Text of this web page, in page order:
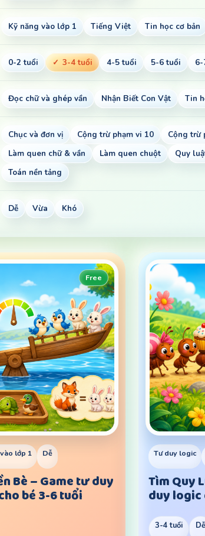
Kỹ năng vào lớp 1 Tiếng Việt Tin học cơ bản
0-2 tuổi 3-4 tuổi 4-5 tuổi 5-6 tuổi
Đọc chữ và ghép vần Nhận Biết Con Vật Tin
Chục và đơn vị Cộng trừ phạm vi 10 Cộng trừ
Làm quen chữ & vần
Làm quen chuột Quy
Toán nền tảng
Dễ Vừa Khó
Free
lớp 1 Dễ
Bè – Game tư duy
bé 3-6 tuổi
Tư duy logic
Tìm Quy
duy logic
3-4 tuổi Dễ